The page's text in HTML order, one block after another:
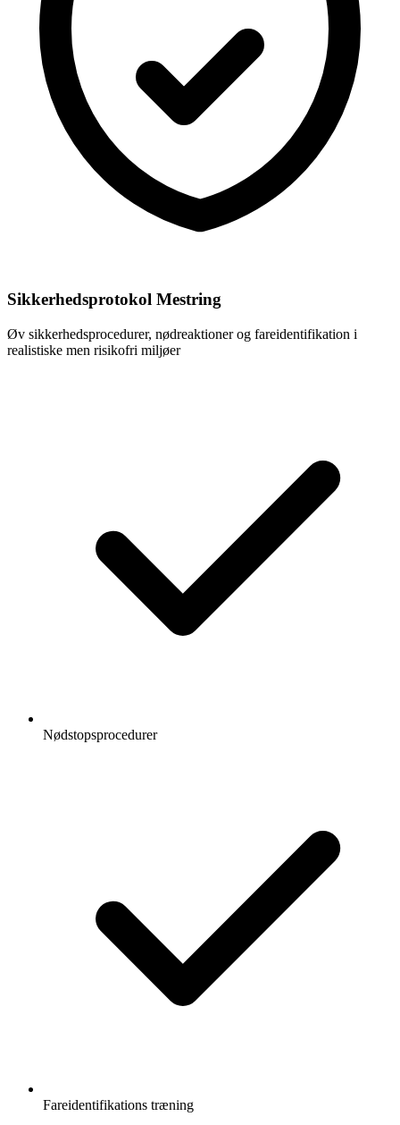
Sikkerhedsprotokol Mestring
Øv sikkerhedsprocedurer, nødreaktioner og fareidentifikation i
realistiske men risikofri miljøer
Nødstopsprocedurer
Fareidentifikations træning